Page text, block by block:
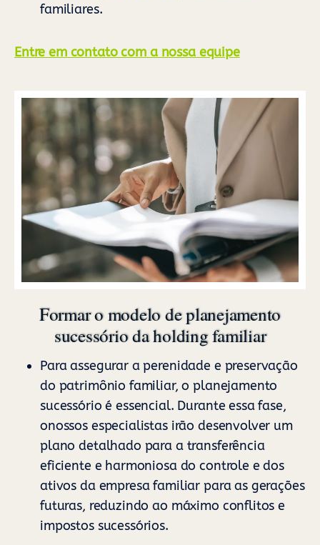
familiares.
Entre em contato com a nossa equipe
Formar o modelo de planejamento
sucessório da holding familiar
Para assegurar a perenidade e preservação
do patrimônio familiar, o planejamento
sucessório é essencial. Durante essa fase,
onossos especialistas irão desenvolver um
plano detalhado para a transferência
eficiente e harmoniosa do controle e dos
ativos da empresa familiar para as gerações
futuras, reduzindo ao máximo conflitos e
impostos sucessórios.